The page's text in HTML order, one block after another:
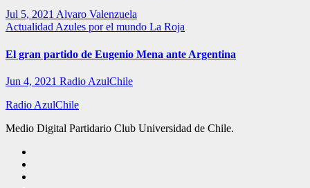
Jul 5, 2021 Alvaro Valenzuela
Actualidad Azules por el mundo La Roja
El gran partido de Eugenio Mena ante Argentina
Jun 4, 2021 Radio AzulChile
Radio AzulChile
Medio Digital Partidario Club Universidad de Chile.